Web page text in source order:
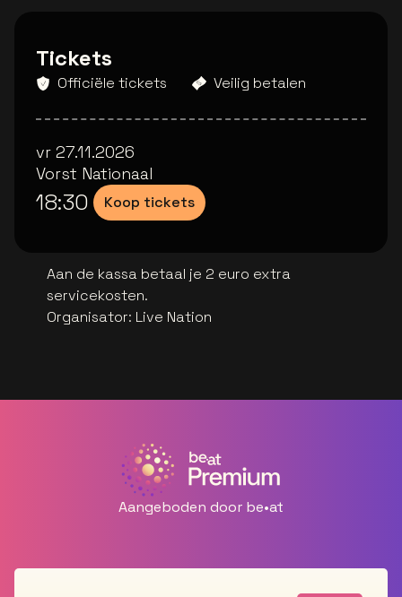
Tickets
Officiële tickets Veilig betalen
vr 27.11.2026
Vorst Nationaal
18:30 Koop tickets
Aan de kassa betaal je 2 euro extra
servicekosten.
Organisator: Live Nation
Aangeboden door be•at